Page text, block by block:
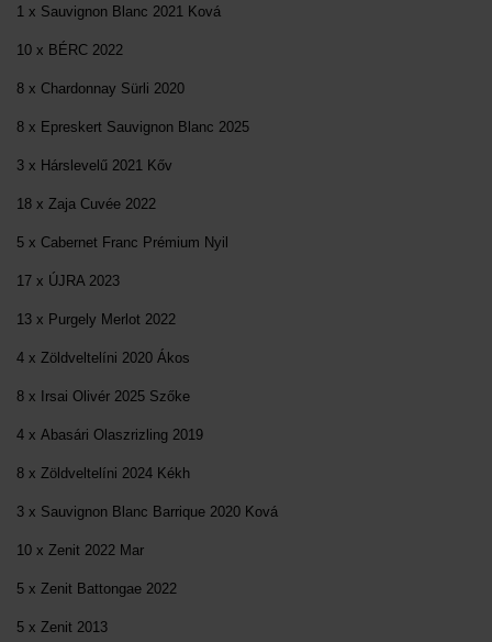
1 x Sauvignon Blanc 2021 Ková
10 x BÉRC 2022
8 x Chardonnay Sürli 2020
8 x Epreskert Sauvignon Blanc 2025
3 x Hárslevelű 2021 Kőv
18 x Zaja Cuvée 2022
5 x Cabernet Franc Prémium Nyil
17 x ÚJRA 2023
13 x Purgely Merlot 2022
4 x Zöldveltelíni 2020 Ákos
8 x Irsai Olivér 2025 Szőke
4 x Abasári Olaszrizling 2019
8 x Zöldveltelíni 2024 Kékh
3 x Sauvignon Blanc Barrique 2020 Ková
10 x Zenit 2022 Mar
5 x Zenit Battongae 2022
5 x Zenit 2013